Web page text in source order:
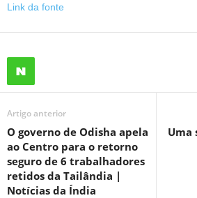
Link da fonte
Artigo anterior
O governo de Odisha apela
ao Centro para o retorno
seguro de 6 trabalhadores
retidos da Tailândia |
Notícias da Índia
Uma